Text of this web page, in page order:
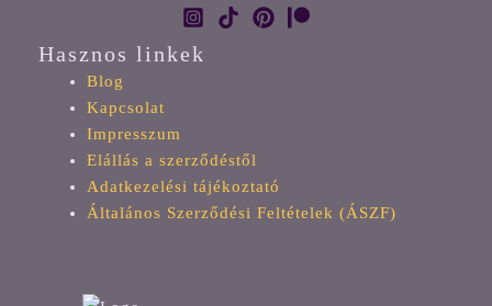
Hasznos linkek
Blog
Kapcsolat
Impresszum
Elállás a szerződéstől
Adatkezelési tájékoztató
Általános Szerződési Feltételek (ÁSZF)